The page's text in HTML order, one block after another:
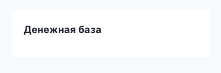
Денежная база